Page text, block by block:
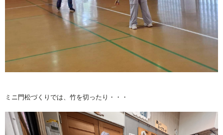
ミニ門松づくりでは、竹を切ったり・・・